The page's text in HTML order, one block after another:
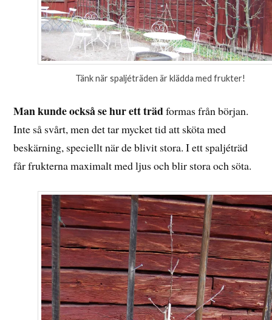
Tänk när spaljéträden är klädda med frukter!
Man kunde också se hur ett trädformas från början.
Inte så svårt, men det tar mycket tid att sköta med
beskärning, speciellt när de blivit stora. I ett spaljéträd
får frukterna maximalt med ljus och blir stora och söta.